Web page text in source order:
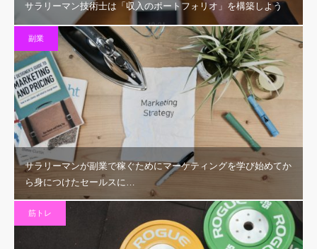
サラリーマン技術士は「収入のポートフォリオ」を構築しよう
副業
サラリーマンが副業で稼ぐためにマーケティングを学び始めてか
ら身につけたセールスに…
筋トレ